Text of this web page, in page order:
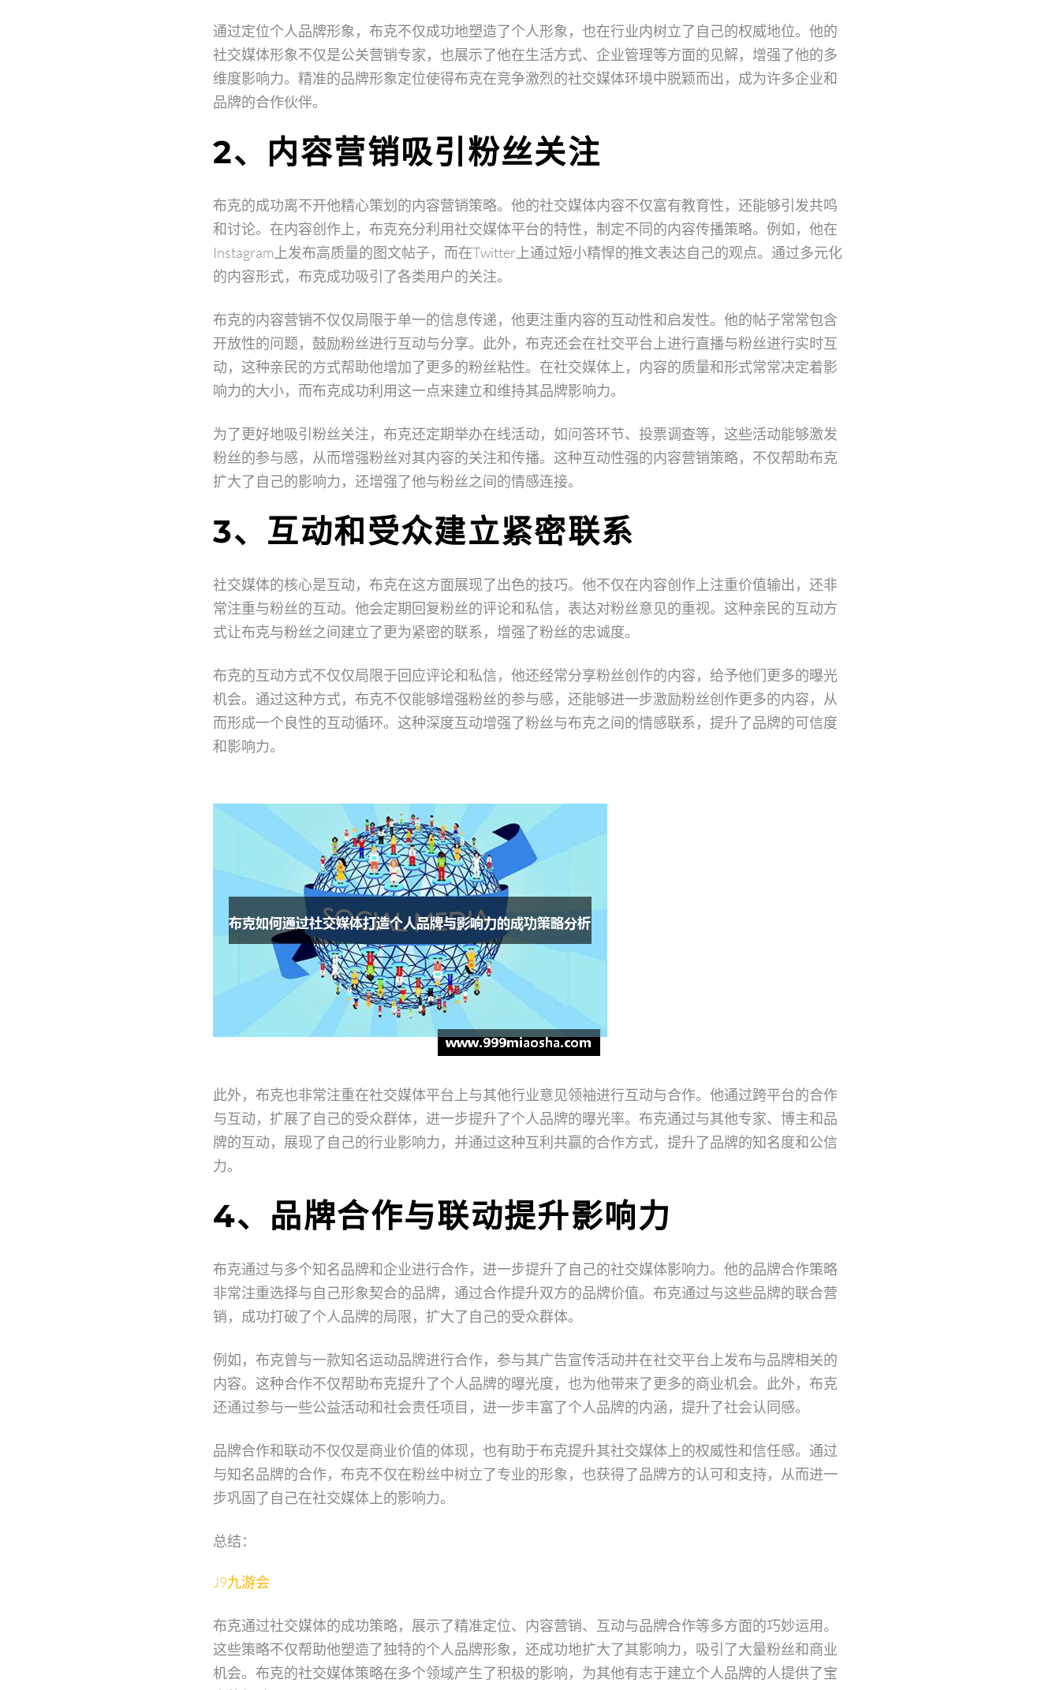
通过定位个人品牌形象，布克不仅成功地塑造了个人形象，也在行业内树立了自己的权威地位。他的
社交媒体形象不仅是公关营销专家，也展示了他在生活方式、企业管理等方面的见解，增强了他的多
维度影响力。精准的品牌形象定位使得布克在竞争激烈的社交媒体环境中脱颖而出，成为许多企业和
品牌的合作伙伴。
2、内容营销吸引粉丝关注
布克的成功离不开他精心策划的内容营销策略。他的社交媒体内容不仅富有教育性，还能够引发共鸣
和讨论。在内容创作上，布克充分利用社交媒体平台的特性，制定不同的内容传播策略。例如，他在
Instagram上发布高质量的图文帖子，而在Twitter上通过短小精悍的推文表达自己的观点。通过多元化
的内容形式，布克成功吸引了各类用户的关注。
布克的内容营销不仅仅局限于单一的信息传递，他更注重内容的互动性和启发性。他的帖子常常包含
开放性的问题，鼓励粉丝进行互动与分享。此外，布克还会在社交平台上进行直播与粉丝进行实时互
动，这种亲民的方式帮助他增加了更多的粉丝粘性。在社交媒体上，内容的质量和形式常常决定着影
响力的大小，而布克成功利用这一点来建立和维持其品牌影响力。
为了更好地吸引粉丝关注，布克还定期举办在线活动，如问答环节、投票调查等，这些活动能够激发
粉丝的参与感，从而增强粉丝对其内容的关注和传播。这种互动性强的内容营销策略，不仅帮助布克
扩大了自己的影响力，还增强了他与粉丝之间的情感连接。
3、互动和受众建立紧密联系
社交媒体的核心是互动，布克在这方面展现了出色的技巧。他不仅在内容创作上注重价值输出，还非
常注重与粉丝的互动。他会定期回复粉丝的评论和私信，表达对粉丝意见的重视。这种亲民的互动方
式让布克与粉丝之间建立了更为紧密的联系，增强了粉丝的忠诚度。
布克的互动方式不仅仅局限于回应评论和私信，他还经常分享粉丝创作的内容，给予他们更多的曝光
机会。通过这种方式，布克不仅能够增强粉丝的参与感，还能够进一步激励粉丝创作更多的内容，从
而形成一个良性的互动循环。这种深度互动增强了粉丝与布克之间的情感联系，提升了品牌的可信度
和影响力。
此外，布克也非常注重在社交媒体平台上与其他行业意见领袖进行互动与合作。他通过跨平台的合作
与互动，扩展了自己的受众群体，进一步提升了个人品牌的曝光率。布克通过与其他专家、博主和品
牌的互动，展现了自己的行业影响力，并通过这种互利共赢的合作方式，提升了品牌的知名度和公信
力。
4、品牌合作与联动提升影响力
布克通过与多个知名品牌和企业进行合作，进一步提升了自己的社交媒体影响力。他的品牌合作策略
非常注重选择与自己形象契合的品牌，通过合作提升双方的品牌价值。布克通过与这些品牌的联合营
销，成功打破了个人品牌的局限，扩大了自己的受众群体。
例如，布克曾与一款知名运动品牌进行合作，参与其广告宣传活动并在社交平台上发布与品牌相关的
内容。这种合作不仅帮助布克提升了个人品牌的曝光度，也为他带来了更多的商业机会。此外，布克
还通过参与一些公益活动和社会责任项目，进一步丰富了个人品牌的内涵，提升了社会认同感。
品牌合作和联动不仅仅是商业价值的体现，也有助于布克提升其社交媒体上的权威性和信任感。通过
与知名品牌的合作，布克不仅在粉丝中树立了专业的形象，也获得了品牌方的认可和支持，从而进一
步巩固了自己在社交媒体上的影响力。
总结：
J9九游会
布克通过社交媒体的成功策略，展示了精准定位、内容营销、互动与品牌合作等多方面的巧妙运用。
这些策略不仅帮助他塑造了独特的个人品牌形象，还成功地扩大了其影响力，吸引了大量粉丝和商业
机会。布克的社交媒体策略在多个领域产生了积极的影响，为其他有志于建立个人品牌的人提供了宝